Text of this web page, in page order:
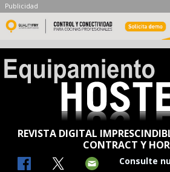
Publicidad
REVISTA DIGITAL
CONTRACT Y
Consulte